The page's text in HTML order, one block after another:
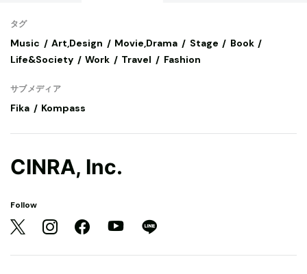
タグ
Music Art,Design Movie,Drama Stage
Book
Life&Society
Work Travel Fashion
サブメディア
Fika Kompass
CINRA, Inc.
Follow